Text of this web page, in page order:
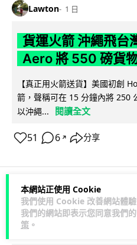
本網站正使用 Cookie
我們使用 Cookie 改善網站體
我們的網站即表示您同意我們的
策 。
Lawton 1 日
貨運火箭 沖繩飛台
Aero 將 550 磅貨
【真正用火箭送貨】美國初創
箭，聲稱可在 15 分鐘內將 250
以沖繩...
閱讀全文
51 6 ↗ 分享
科技娛樂 遊戲情報
Lawton